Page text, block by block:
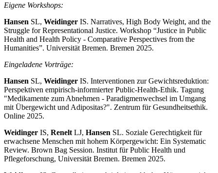
Eigene Workshops:
Hansen SL, Weidinger IS. Narratives, High Body Weight, and the
Struggle for Representational Justice. Workshop “Justice in Public
Health and Health Policy - Comparative Perspectives from the
Humanities”. Universität Bremen. Bremen 2025.
Eingeladene Vorträge:
Hansen SL, Weidinger IS. Interventionen zur Gewichtsreduktion:
Perspektiven empirisch-informierter Public-Health-Ethik. Tagung
"Medikamente zum Abnehmen - Paradigmenwechsel im Umgang
mit Übergewicht und Adipositas?". Zentrum für Gesundheitsethik.
Online 2025.
Weidinger IS, Renelt LJ, Hansen SL. Soziale Gerechtigkeit für
erwachsene Menschen mit hohem Körpergewicht: Ein Systematic
Review. Brown Bag Session. Institut für Public Health und
Pflegeforschung, Universität Bremen. Bremen 2025.